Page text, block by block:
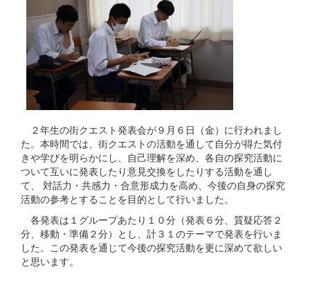
２年生の街クエスト発表会が９月６日（金）に行われまし
た。本時間では、街クエストの活動を通して自分が得た気付
きや学びを明らかにし、自己理解を深め、各自の探究活動に
ついて互いに発表したり意見交換をしたりする活動を通し
て、 対話力・共感力・合意形成力を高め、今後の自身の探究
活動の参考とすることを目的として行いました。
各発表は１グループあたり１０分（発表６分、質疑応答２
分、移動・準備２分）とし、計３１のテーマで発表を行いま
した。この発表を通じて今後の探究活動を更に深めて欲しい
と思います。